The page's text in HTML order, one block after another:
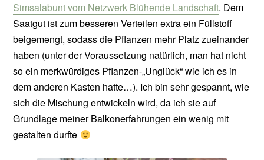
Simsalabunt vom Netzwerk Blühende Landschaft. Dem
Saatgut ist zum besseren Verteilen extra ein Füllstoff
beigemengt, sodass die Pflanzen mehr Platz zueinander
haben (unter der Voraussetzung natürlich, man hat nicht
so ein merkwürdiges Pflanzen-„Unglück“ wie ich es in
dem anderen Kasten hatte…). Ich bin sehr gespannt, wie
sich die Mischung entwickeln wird, da ich sie auf
Grundlage meiner Balkonerfahrungen ein wenig mit
gestalten durfte